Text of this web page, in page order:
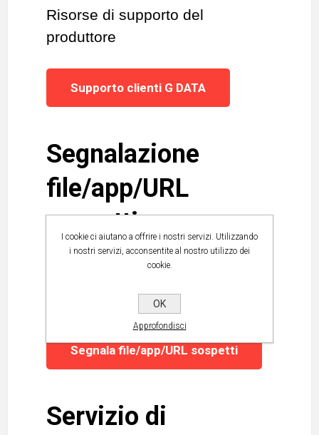
Risorse di supporto del
produttore
Supporto clienti G DATA
Segnalazione
file/app/URL
sospetti
un' app o un URL sospetto
Segnala file/app/URL sospetti
Servizio di
I cookie ci aiutano a offrire i nostri servizi. Utilizzando
i nostri servizi, acconsentite al nostro utilizzo dei
cookie.
OK
Approfondisci